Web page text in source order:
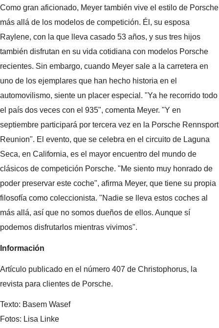
Como gran aficionado, Meyer también vive el estilo de Porsche
más allá de los modelos de competición. Él, su esposa
Raylene, con la que lleva casado 53 años, y sus tres hijos
también disfrutan en su vida cotidiana con modelos Porsche
recientes. Sin embargo, cuando Meyer sale a la carretera en
uno de los ejemplares que han hecho historia en el
automovilismo, siente un placer especial. "Ya he recorrido todo
el país dos veces con el 935", comenta Meyer. "Y en
septiembre participará por tercera vez en la Porsche Rennsport
Reunion". El evento, que se celebra en el circuito de Laguna
Seca, en California, es el mayor encuentro del mundo de
clásicos de competición Porsche. "Me siento muy honrado de
poder preservar este coche", afirma Meyer, que tiene su propia
filosofía como coleccionista. "Nadie se lleva estos coches al
más allá, así que no somos dueños de ellos. Aunque sí
podemos disfrutarlos mientras vivimos".
Información
Artículo publicado en el número 407 de Christophorus, la
revista para clientes de Porsche.
Texto: Basem Wasef
Fotos: Lisa Linke